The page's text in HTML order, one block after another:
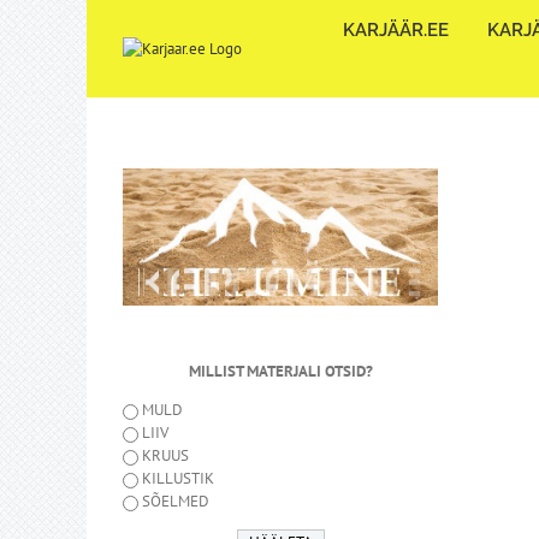
KARJÄÄR.EE
MILLIST MATERJALI OTSID?
MULD
LIIV
KRUUS
KILLUSTIK
SÕELMED